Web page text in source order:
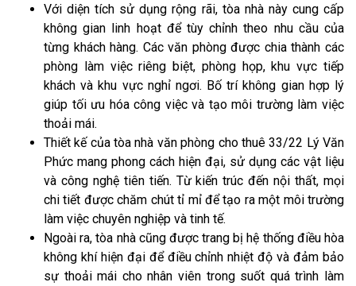
Với diện tích sử dụng rộng rãi, tòa nhà này cung cấp
không gian linh hoạt để tùy chỉnh theo nhu cầu của
từng khách hàng. Các văn phòng được chia thành các
phòng làm việc riêng biệt, phòng họp, khu vực tiếp
khách và khu vực nghỉ ngơi. Bố trí không gian hợp lý
giúp tối ưu hóa công việc và tạo môi trường làm việc
thoải mái.
Thiết kế của tòa nhà văn phòng cho thuê 33/22 Lý Văn
Phức mang phong cách hiện đại, sử dụng các vật liệu
và công nghệ tiên tiến. Từ kiến trúc đến nội thất, mọi
chi tiết được chăm chút tỉ mỉ để tạo ra một môi trường
làm việc chuyên nghiệp và tinh tế.
Ngoài ra, tòa nhà cũng được trang bị hệ thống điều hòa
không khí hiện đại để điều chỉnh nhiệt độ và đảm bảo
sự thoải mái cho nhân viên trong suốt quá trình làm